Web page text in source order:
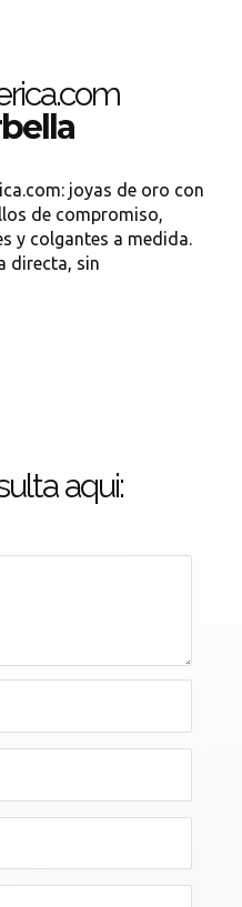
joyas de oro con
de compromiso,
y colgantes a medida.
directa, sin
aqui: